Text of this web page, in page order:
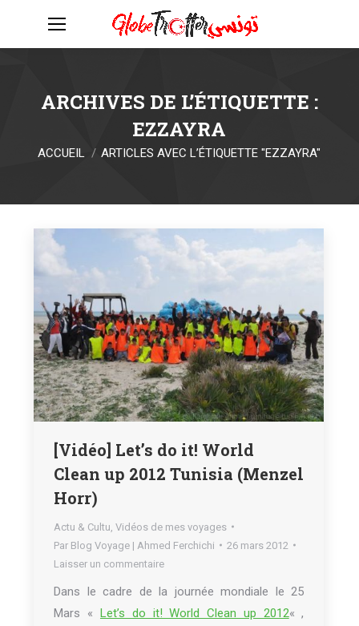
ARCHIVES DE L’ÉTIQUETTE :
EZZAYRA
Vous êtes ici :
ACCUEIL ARTICLES AVEC L’ÉTIQUETTE "EZZAYRA"
[Vidéo] Let’s do it! World
Clean up 2012 Tunisia (Menzel
Horr)
Actu & Cultu ,Vidéos de mes voyages
Par Blog Voyage | Ahmed Ferchichi
26 mars 2012
Laisser un commentaire
Dans le cadre de la journée mondiale le 25
Mars « Let’s do it! World Clean up 2012« ,